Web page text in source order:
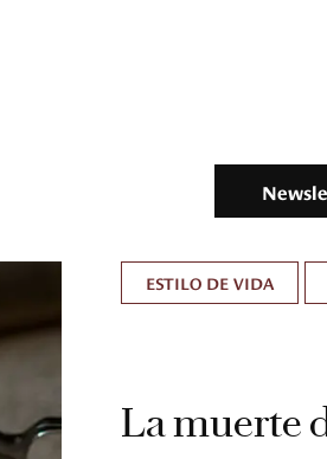
ESTILO DE VIDA
La muerte